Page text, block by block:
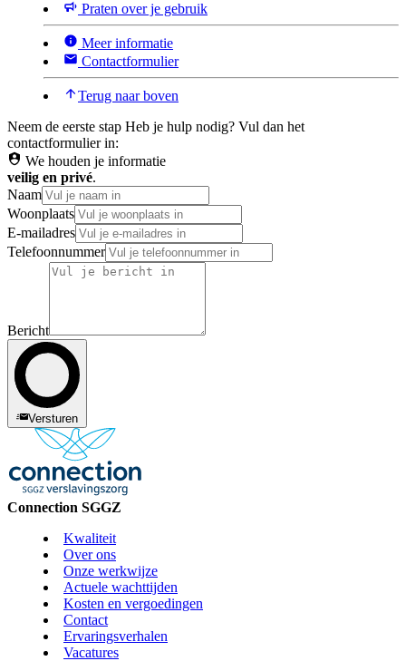
Praten over je gebruik
Meer informatie
Contactformulier
Terug naar boven
Neem de eerste stap Heb je hulp nodig? Vul dan het
contactformulier in:
We houden je informatie
veilig en privé.
Naam
Woonplaats
E-mailadres
Telefoonnummer
Bericht
Versturen
Connection SGGZ
Kwaliteit
Over ons
Onze werkwijze
Actuele wachttijden
Kosten en vergoedingen
Contact
Ervaringsverhalen
Vacatures